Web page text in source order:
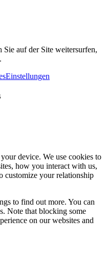
Sie auf der Site weitersurfen,
Einstellungen
device. We use cookies to
how you interact with us,
customize your relationship
to find out more. You can
Note that blocking some
on our websites and